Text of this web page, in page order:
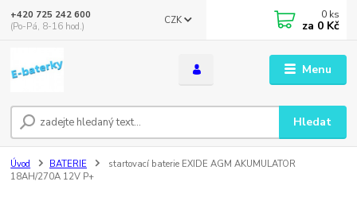
Menu
CZK
Hledat
+420 725 242 600
(Po-Pá, 8-16 hod.)
0 ks
za 0 Kč
Úvod BATERIE
startovací baterie EXIDE AGM AKUMULATOR
18AH/270A 12V P+